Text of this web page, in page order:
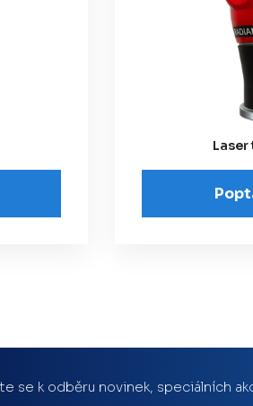
se k odběru novinek, speciálních